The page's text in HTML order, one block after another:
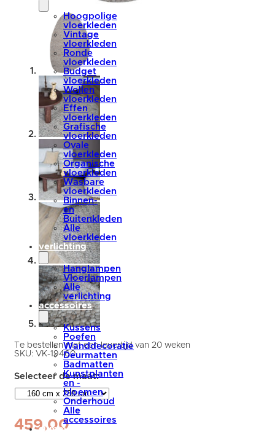
Hoogpolige
vloerkleden
Vintage
vloerkleden
Ronde
vloerkleden
Budget
vloerkleden
Wollen
vloerkleden
Effen
vloerkleden
Grafische
vloerkleden
Ovale
vloerkleden
Organische
vloerkleden
Wasbare
vloerkleden
Binnen-
en
Buitenkleden
Alle
vloerkleden
verlichting
Hanglampen
Vloerlampen
Alle
verlichting
accessoires
Kussens
Poefen
Wanddecoratie
Deurmatten
Badmatten
Kunstplanten
en -
bloemen
Onderhoud
Alle
accessoires
summer
Te bestellen met een levertijd van 20 weken
SKU: VK-19460
459,00